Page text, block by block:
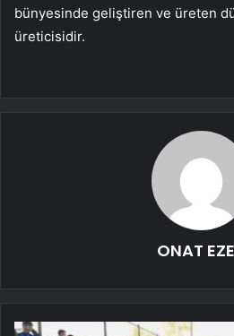
bünyesinde geliştiren ve üreten
üreticisidir.
ONAT